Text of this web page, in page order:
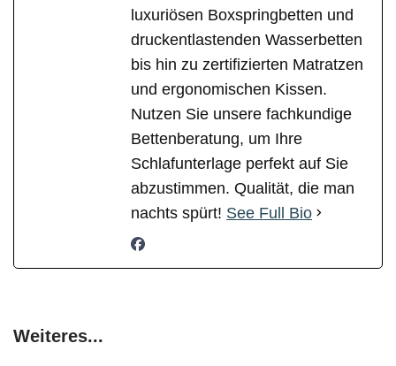
luxuriösen Boxspringbetten und
druckentlastenden Wasserbetten
bis hin zu zertifizierten Matratzen
und ergonomischen Kissen.
Nutzen Sie unsere fachkundige
Bettenberatung, um Ihre
Schlafunterlage perfekt auf Sie
abzustimmen. Qualität, die man
nachts spürt! See Full Bio
Weiteres...